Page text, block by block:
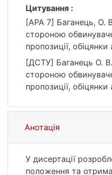
Цитування :
[APA 7] Баганець, О.
стороною
пропозиції,
неправомірної
у досудовому
юрид. наук,
університет імені
eKNUTSHIR.
86
[ДСТУ] Баганець О.
стороною
пропозиції,
у досудовому
юрид. наук : 08
86 (дата звернення:
Анотація
У дисертації
положення та